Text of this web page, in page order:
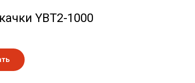
YBT2-1000